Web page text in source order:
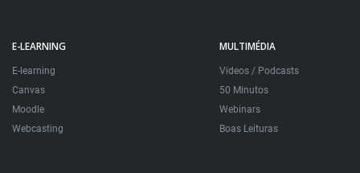
E-LEARNING
E-learning
Canvas
Moodle
Webcasting
MULTIMÉDIA
Videos / Podcasts
50 Minutos
Webinars
Boas Leituras